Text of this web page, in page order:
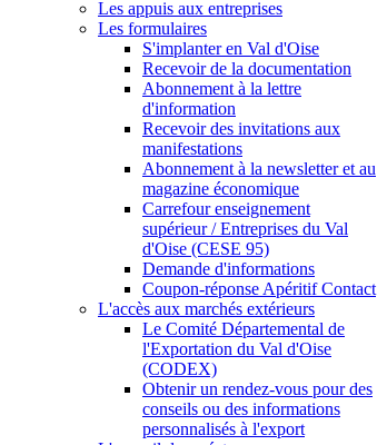
Les appuis aux entreprises
Les formulaires
S'implanter en Val d'Oise
Recevoir de la documentation
Abonnement à la lettre
d'information
Recevoir des invitations aux
manifestations
Abonnement à la newsletter et au
magazine économique
Carrefour enseignement
supérieur / Entreprises du Val
d'Oise (CESE 95)
Demande d'informations
Coupon-réponse Apéritif Contact
L'accès aux marchés extérieurs
Le Comité Départemental de
l'Exportation du Val d'Oise
(CODEX)
Obtenir un rendez-vous pour des
conseils ou des informations
personnalisés à l'export